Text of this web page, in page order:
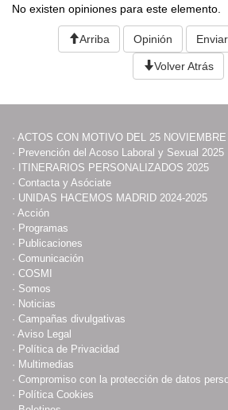
No existen opiniones para este elemento.
Arriba Opinión
Volver Atrás
· ACTOS CON MOTIVO DEL 25 NOVIEMBRE
· Prevención del Acoso Laboral y Sexual 2025
· ITINERARIOS PERSONALIZADOS 2025
· Contacta y Asóciate
· UNIDAS HACEMOS MADRID 2024-2025
· Acción
· Programas
· Publicaciones
· Comunicación
· COSMI
· Somos
· Noticias
· Campañas divulgativas
· Aviso Legal
· Política de Privacidad
· Multimedias
· Compromiso con la protección de datos
· Política Cookies